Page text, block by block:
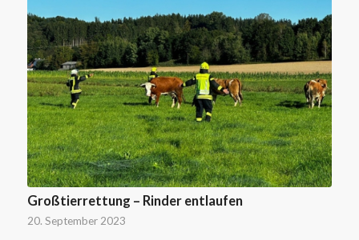
Großtierrettung – Rinder entlaufen
20. September 2023